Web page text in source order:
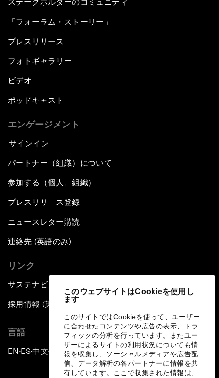
このウェブサイトはCookieを使用し
ます
このサイトではCookieを使って、ユーザー
に合わせたコンテンツや広告の表示、トラ
フィックの分析を行っています。またユー
ザーによるサイトの利用状況についても情
報を収集し、ソーシャルメディアや広告配
信、データ解析の各パートナーに情報を共
有しています。ここで収集された情報は、
ステークホルダーのコミュニティ
「フォーラム・ストーリー」
プレスリリース
フォトギャラリー
ビデオ
ポッドキャスト
エンゲージメント
サインイン
パートナー（組織）について
参加する（個人、組織）
プレスリリース登録
ニュースレター購読
連絡先 (英語のみ)
リンク
サステナビリティへの取り組み
採用情報 (英語のみ)
言語
EN ▪ES▪中文▪ 日本語